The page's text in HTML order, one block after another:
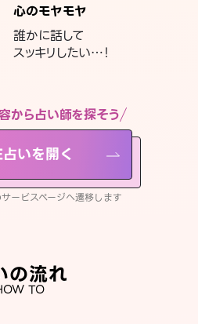
心のモヤモヤ
誰かに話して
スッキリしたい…！
から占い師を探そう
いを開く
ービスページへ遷移します
の流れ
TO